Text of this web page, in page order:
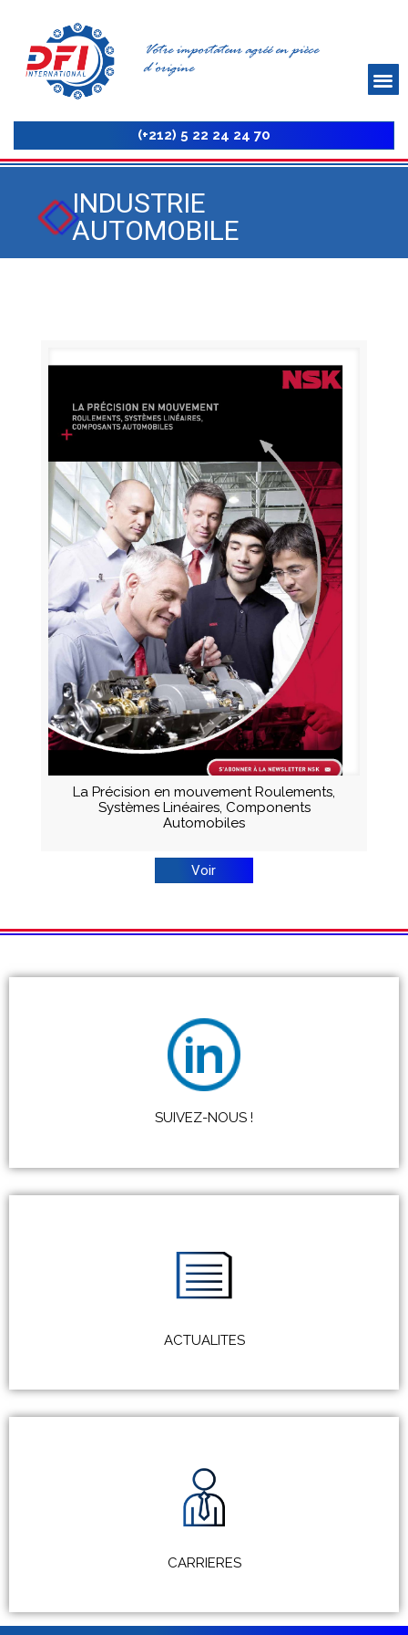
Votre importateur agréé en pièce
d'origine
(+212) 5 22 24 24 70
INDUSTRIE
AUTOMOBILE
La Précision en mouvement Roulements,
Systèmes Linéaires, Components
Automobiles
Voir
SUIVEZ-NOUS !
ACTUALITES
CARRIERES